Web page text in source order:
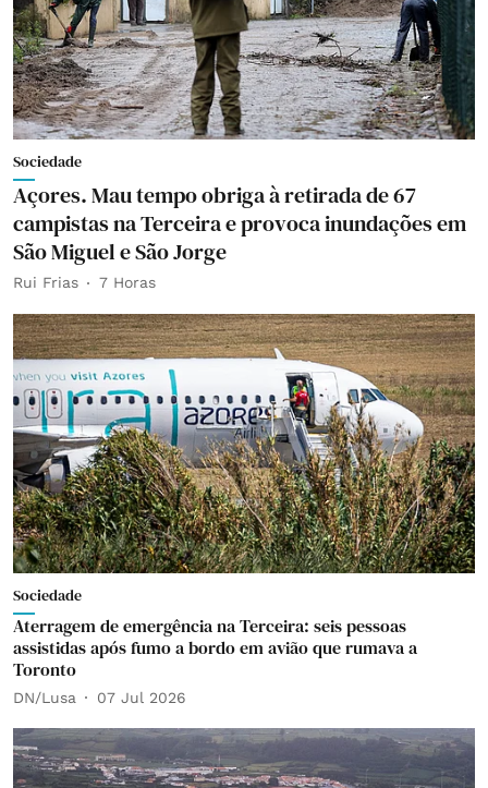
Sociedade
Açores. Mau tempo obriga à retirada de 67
campistas na Terceira e provoca inundações em
São Miguel e São Jorge
Rui Frias 7 Horas
Sociedade
Aterragem de emergência na Terceira: seis pessoas
assistidas após fumo a bordo em avião que rumava a
Toronto
DN/Lusa 07 Jul 2026